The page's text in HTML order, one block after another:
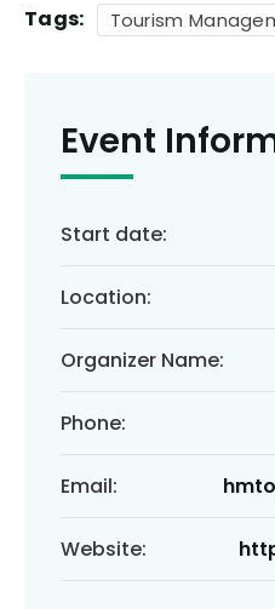
Tags: Tourism
Event
Start date:
Location:
Organizer Name:
Phone:
Email:
Website: